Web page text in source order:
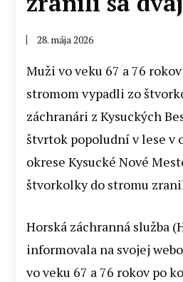
28. mája 2026
Muži vo veku 67 a 76
stromom vypadli zo
záchranári z Kysuckých
štvrtok popoludní v lese v
okrese Kysucké Nové
štvorkolky do stromu
Horská záchranná služba
informovala na svojej
vo veku 67 a 76 rokov po